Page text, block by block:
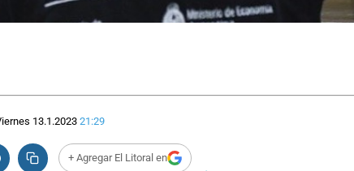
13.1.2023 21:29
+ Agregar El Litoral en